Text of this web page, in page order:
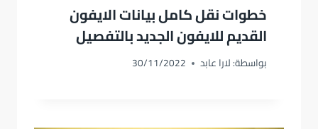
خطوات نقل كامل بيانات الايفون
القديم للايفون الجديد بالتفصيل
بواسطة:لارا عابد 30/11/2022